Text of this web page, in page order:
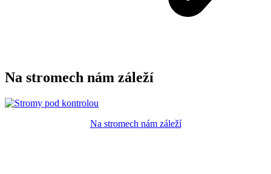
Na stromech nám záleží
Na stromech nám záleží